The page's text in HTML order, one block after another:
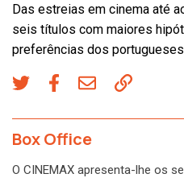
Das estreias em cinema até
seis títulos com maiores
preferências dos
Box Office
O CINEMAX apresenta-lhe os